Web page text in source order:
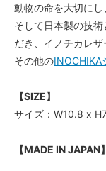
動物の命を大切にし
そして日本製の技
だき、イノチカレザ
その他のINOCHIKA
【SIZE】
サイズ：W10.8 x
【MADE IN JAPAN】